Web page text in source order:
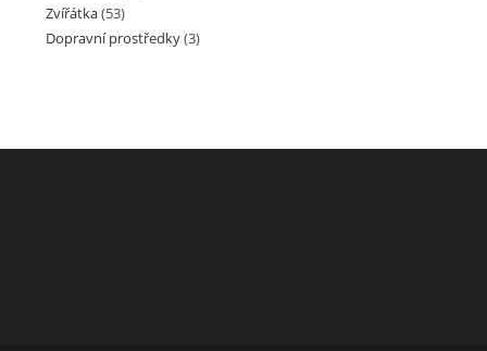
Zvířátka(53)
Dopravní prostředky(3)